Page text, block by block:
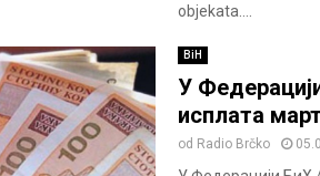
objekata....
BiH
У
исплата
od Radio Brčko